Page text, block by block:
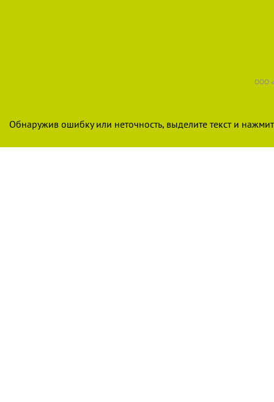
ООО
Обнаружив ошибку или неточность, выделите текст и